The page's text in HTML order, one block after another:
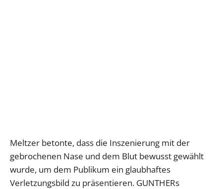
Meltzer betonte, dass die Inszenierung mit der
gebrochenen Nase und dem Blut bewusst gewählt
wurde, um dem Publikum ein glaubhaftes
Verletzungsbild zu präsentieren. GUNTHERs